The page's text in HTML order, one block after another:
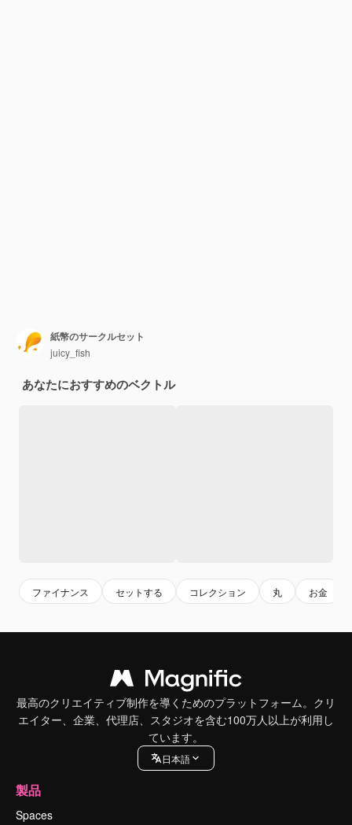
紙幣のサークルセット
juicy_fish
あなたにおすすめのベクトル
ファイナンス セットする コレクション 丸 お金
最高のクリエイティブ制作を導くためのプラットフォーム。クリ
エイター、企業、代理店、スタジオを含む100万人以上が利用し
ています。
日本語
製品
Spaces